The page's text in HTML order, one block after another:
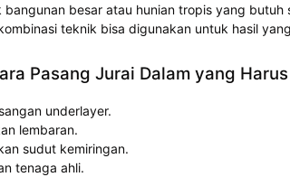
besar atau hunian tropis yang butuh
teknik bisa digunakan untuk hasil
Pasang Jurai Dalam yang
underlayer.
lembaran.
sudut kemiringan.
tenaga ahli.